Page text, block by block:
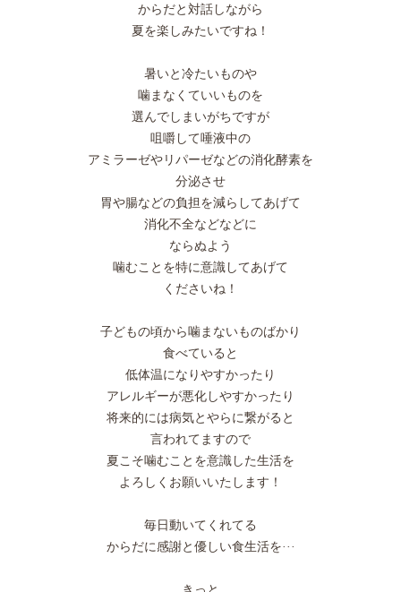
からだと対話しながら
夏を楽しみたいですね！
暑いと冷たいものや
噛まなくていいものを
選んでしまいがちですが
咀嚼して唾液中の
アミラーゼやリパーゼなどの消化酵素を
分泌させ
胃や腸などの負担を減らしてあげて
消化不全などなどに
ならぬよう
噛むことを特に意識してあげて
くださいね！
子どもの頃から噛まないものばかり
食べていると
低体温になりやすかったり
アレルギーが悪化しやすかったり
将来的には病気とやらに繋がると
言われてますので
夏こそ噛むことを意識した生活を
よろしくお願いいたします！
毎日動いてくれてる
からだに感謝と優しい食生活を···